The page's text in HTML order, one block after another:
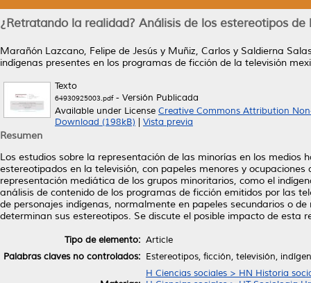
¿Retratando la realidad? Análisis de los estereotipos
Marañón Lazcano, Felipe de Jesús y Muñiz, Carlos y Saldierna
indígenas presentes en los programas de ficción de la televisión
Texto
64930925003.pdf- Versión Publicada
Available under License Creative Commons Attribution
Download (198kB)
Vista previa
Resumen
Los estudios sobre la representación de las minorías en los
estereotipados en la televisión, con papeles menores y
representación mediática de los grupos minoritarios, como el
análisis de contenido de los programas de ficción emitidos por las
de personajes indígenas, normalmente en papeles secundarios o
determinan sus estereotipos. Se discute el posible impacto de esta
Tipo de elemento: Article
Palabras claves no controlados: Estereotipos, ficción, televisión,
H Ciencias sociales > HN Historia